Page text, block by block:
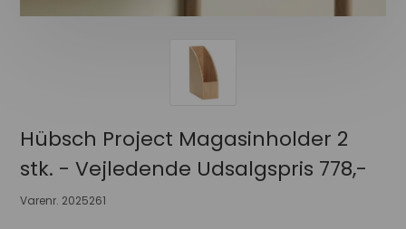
Hübsch Project Magasinholder 2
stk. - Vejledende Udsalgspris 778,-
Varenr. 2025261